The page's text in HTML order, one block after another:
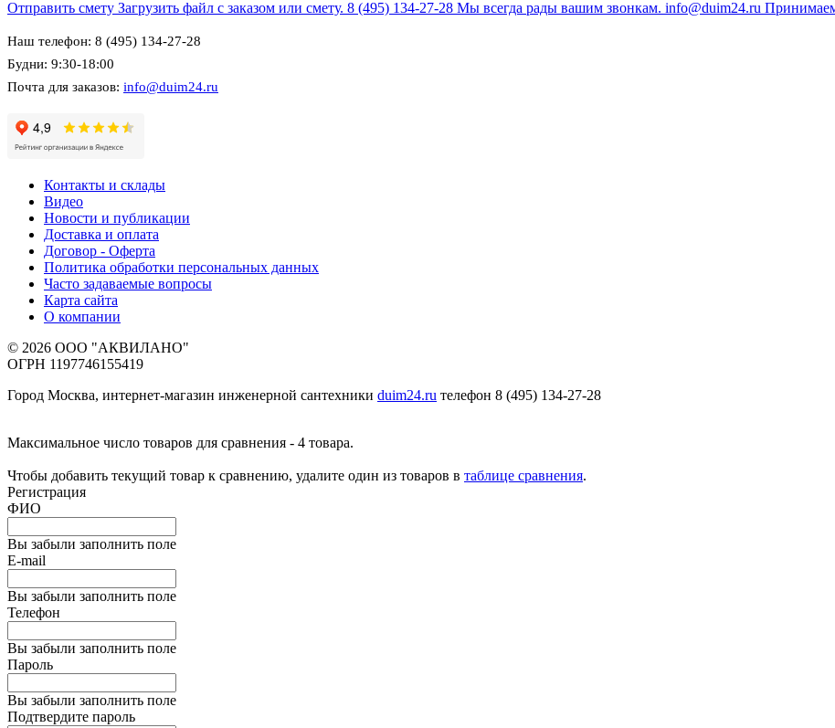
Отправить смету Загрузить файл с заказом или смету. 8 (495) 134-27-28 Мы всегда рады вашим звонкам. info@duim24.ru
Наш телефон: 8 (495) 134-27-28
Будни: 9:30-18:00
Почта для заказов: info@duim24.ru
Контакты и склады
Видео
Новости и публикации
Доставка и оплата
Договор - Оферта
Политика обработки персональных данных
Часто задаваемые вопросы
Карта сайта
О компании
© 2026 ООО "АКВИЛАНО"
ОГРН 1197746155419
Город Москва, интернет-магазин инженерной сантехники duim24.ru телефон 8 (495) 134-27-28
Максимальное число товаров для сравнения - 4 товара.
Чтобы добавить текущий товар к сравнению, удалите один из товаров в таблице сравнения.
Регистрация
ФИО
Вы забыли заполнить поле
E-mail
Вы забыли заполнить поле
Телефон
Вы забыли заполнить поле
Пароль
Вы забыли заполнить поле
Подтвердите пароль